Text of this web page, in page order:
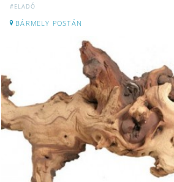
#ELADÓ
BÁRMELY POSTÁN